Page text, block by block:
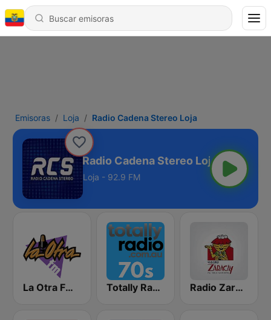
Emisoras Loja Radio Cadena Stereo Loja
Radio Cadena Stereo Loja
Loja - 92.9 FM
La Otra FM - Quito Totally Radio 70s Radio Zaracay